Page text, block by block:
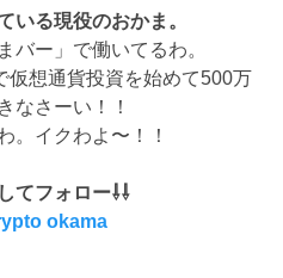
いる現役のおかま。
バー」で働いてるわ。
仮想通貨投資を始めて500万
なさーい！！
。イクわよ〜！！
てフォロー⇩⇩
okama